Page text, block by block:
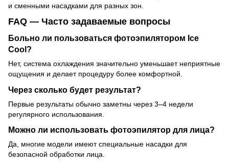
и сменными насадками для разных зон.
FAQ — Часто задаваемые вопросы
Больно ли пользоваться фотоэпилятором Ice
Cool?
Нет, система охлаждения значительно уменьшает неприятные
ощущения и делает процедуру более комфортной.
Через сколько будет результат?
Первые результаты обычно заметны через 3–4 недели
регулярного использования.
Можно ли использовать фотоэпилятор для лица?
Да, многие модели имеют специальные насадки для
безопасной обработки лица.